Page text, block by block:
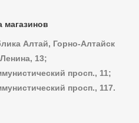
магазинов
Алтай, Горно-Алтайск
13;
просп., 11;
просп., 117.